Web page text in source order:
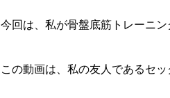
今回は、私が骨盤底筋トレーニ
この動画は、私の友人であるセ